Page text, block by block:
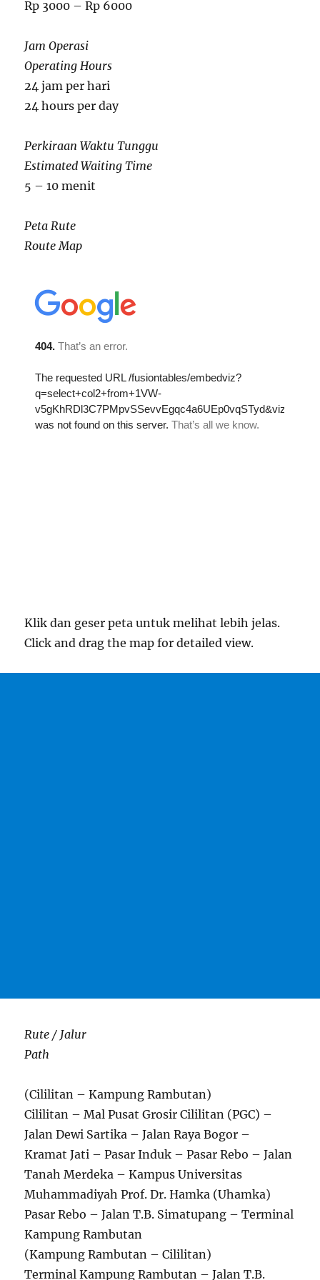
Rp 3000 – Rp 6000
Jam Operasi
Operating Hours
24 jam per hari
24 hours per day
Perkiraan Waktu Tunggu
Estimated Waiting Time
5 – 10 menit
Peta Rute
Route Map
Klik dan geser peta untuk melihat lebih jelas.
Click and drag the map for detailed view.
Rute / Jalur
Path
(Cililitan – Kampung Rambutan)
Cililitan – Mal Pusat Grosir Cililitan (PGC) –
Jalan Dewi Sartika – Jalan Raya Bogor –
Kramat Jati – Pasar Induk – Pasar Rebo – Jalan
Tanah Merdeka – Kampus Universitas
Muhammadiyah Prof. Dr. Hamka (Uhamka)
Pasar Rebo – Jalan T.B. Simatupang – Terminal
Kampung Rambutan
(Kampung Rambutan – Cililitan)
Terminal Kampung Rambutan – Jalan T.B.